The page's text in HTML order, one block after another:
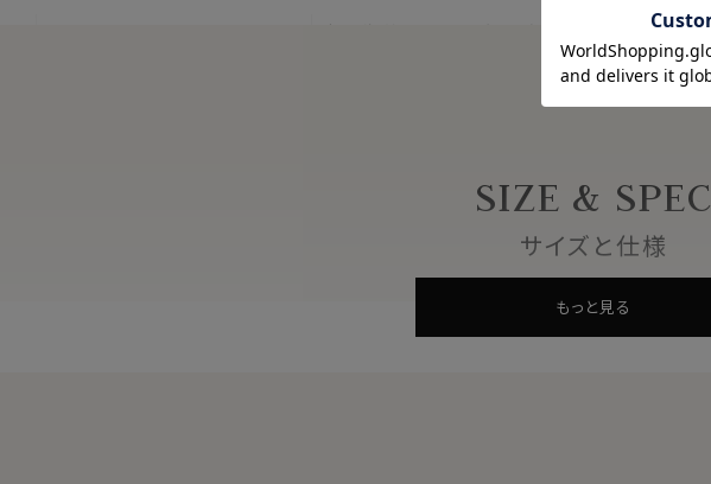
約 112cm（カット可能）
(カットなし３番目の穴に通した場合)
ブラウン 茶色
SIZE & SPEC
サイズと仕様
もっと見る